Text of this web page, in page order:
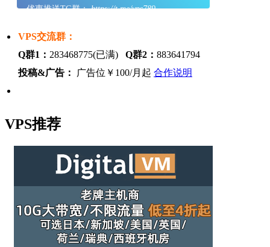
优惠推送TG群：https://t.me/vps789
VPS交流群：
Q群1： 283468775(已满) Q群2： 883641794
投稿&广告：
广告位￥100/月起 合作说明
VPS推荐